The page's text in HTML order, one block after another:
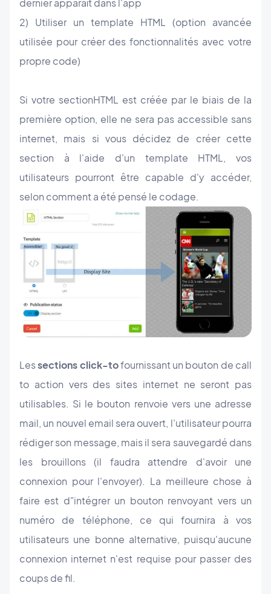
dernier apparaît dans l'app
2) Utiliser un template HTML (option avancée
utilisée pour créer des fonctionnalités avec votre
propre code)
Si votre sectionHTML est créée par le biais de la
première option, elle ne sera pas accessible sans
internet, mais si vous décidez de créer cette
section à l'aide d'un template HTML, vos
utilisateurs pourront être capable d'y accéder,
selon comment a été pensé le codage.
Lessections click-tofournissant un bouton de call
to action vers des sites internet ne seront pas
utilisables. Si le bouton renvoie vers une adresse
mail, un nouvel email sera ouvert, l'utilisateur pourra
rédiger son message, mais il sera sauvegardé dans
les brouillons (il faudra attendre d'avoir une
connexion pour l'envoyer). La meilleure chose à
faire est d"intégrer un bouton renvoyant vers un
numéro de téléphone, ce qui fournira à vos
utilisateurs une bonne alternative, puisqu'aucune
connexion internet n'est requise pour passer des
coups de fil.